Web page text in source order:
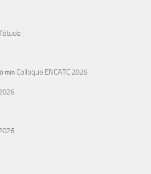
min Colloque ENCATC 2026